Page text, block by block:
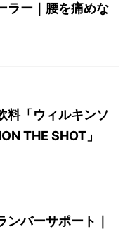
ラー｜腰を痛めな
料「ウィルキンソ
THE SHOT」
ンバーサポート｜